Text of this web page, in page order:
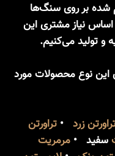
شده بر روی سنگ‌ها
اساس نیاز مشتری این
و تولید می‌کنیم.
این نوع محصولات مورد
زرد • تراورتن
سفید • مرمریت